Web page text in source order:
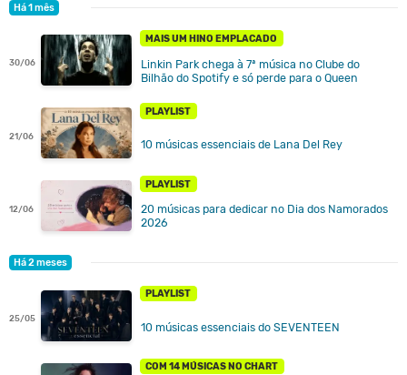
Há 1 mês
30/06
MAIS UM HINO EMPLACADO
Linkin Park chega à 7ª música no Clube do
Bilhão do Spotify e só perde para o Queen
21/06
PLAYLIST
10 músicas essenciais de Lana Del Rey
12/06
PLAYLIST
20 músicas para dedicar no Dia dos Namorados
2026
Há 2 meses
25/05
PLAYLIST
10 músicas essenciais do SEVENTEEN
COM 14 MÚSICAS NO CHART